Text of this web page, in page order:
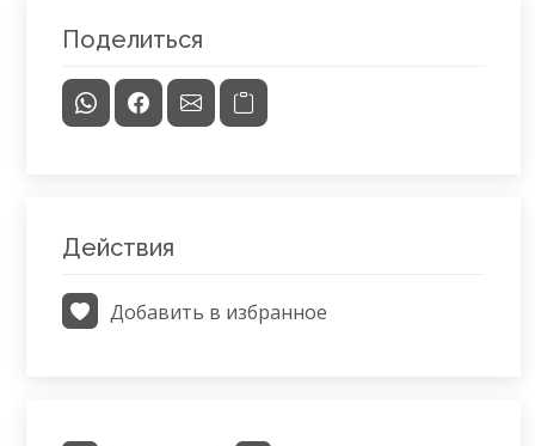
Поделиться
Действия
Добавить в избранное